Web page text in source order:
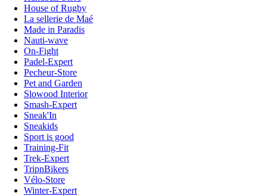
House of Rugby
La sellerie de Maé
Made in Paradis
Nauti-wave
On-Fight
Padel-Expert
Pecheur-Store
Pet and Garden
Slowood Interior
Smash-Expert
Sneak'In
Sneakids
Sport is good
Training-Fit
Trek-Expert
TripnBikers
Vélo-Store
Winter-Expert